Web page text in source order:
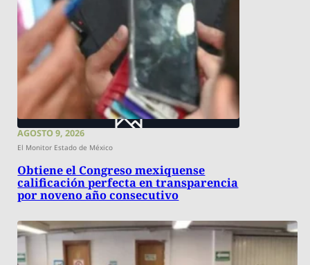
AGOSTO 9, 2026
El Monitor Estado de México
Obtiene el Congreso mexiquense
calificación perfecta en transparencia
por noveno año consecutivo